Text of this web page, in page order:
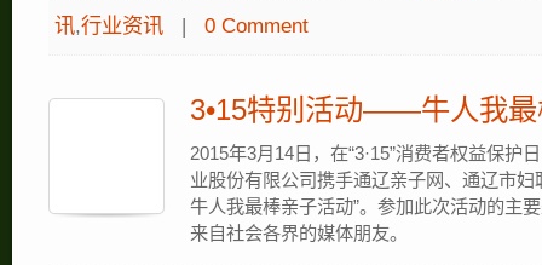
讯,行业资讯 | 0 Comment
3•15特别活动——牛人我最
2015年3月14日，在“3·15”消费者权益保护
业股份有限公司携手通辽亲子网、通辽市妇
牛人我最棒亲子活动”。参加此次活动的主
来自社会各界的媒体朋友。